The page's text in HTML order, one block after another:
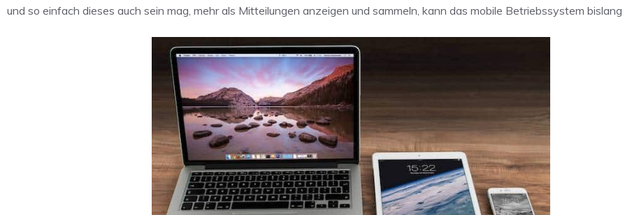
und so einfach dieses auch sein mag, mehr als Mitteilungen anzeigen und sammeln, kann das mobile Betriebssystem